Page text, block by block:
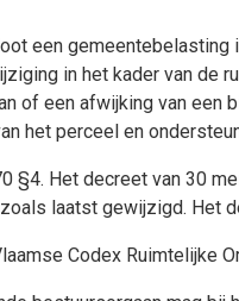
een
in het kader van de
of een afwijking van een
het perceel en
§4. Het decreet van 30
laatst gewijzigd. Het
Codex Ruimtelijke